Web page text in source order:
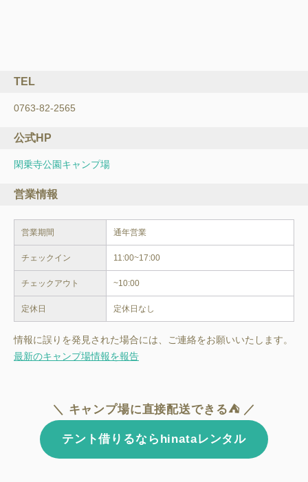
TEL
0763-82-2565
公式HP
閑乗寺公園キャンプ場
営業情報
営業期間 通年営業
チェックイン 11:00~17:00
チェックアウト ~10:00
定休日 定休日なし
情報に誤りを発見された場合には、ご連絡をお願いいたします。
最新のキャンプ場情報を報告
＼ キャンプ場に直接配送できる⛺ ／
テント借りるならhinataレンタル